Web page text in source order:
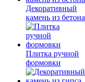
Декоративный
камень из бетона
Плитка ручной
формовки